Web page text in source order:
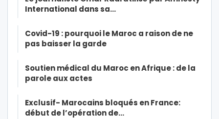
International dans sa…
Covid-19 : pourquoi le Maroc a raison de ne
pas baisser la garde
Soutien médical du Maroc en Afrique : de la
parole aux actes
Exclusif- Marocains bloqués en France:
début de l’opération de…